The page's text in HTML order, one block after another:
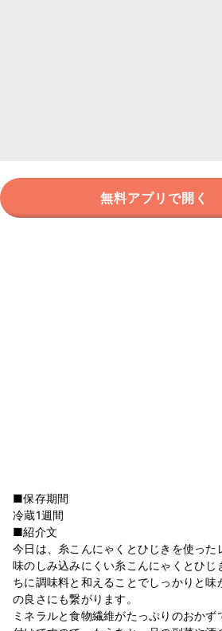
無料アプリで開く
■保存期間
冷蔵1週間
■紹介文
今日は、糸こんにゃくとひじきを使った
味のしみ込みにくい糸こんにゃくとひじ
ちに調味料と和えることでしっかりと味
の良さにも繋がります。
ミネラルと食物繊維がたっぷりのおか